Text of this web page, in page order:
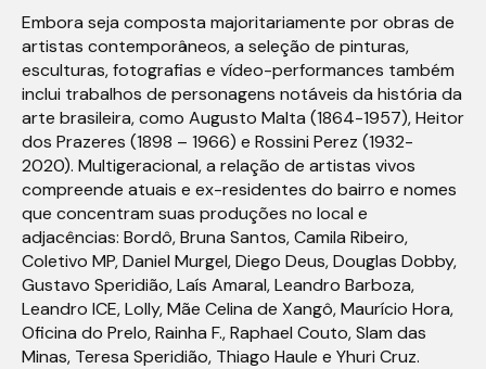
Embora seja composta majoritariamente por obras de
artistas contemporâneos, a seleção de pinturas,
esculturas, fotografias e vídeo-performances também
inclui trabalhos de personagens notáveis da história da
arte brasileira, como Augusto Malta (1864-1957), Heitor
dos Prazeres (1898 – 1966) e Rossini Perez (1932-
2020). Multigeracional, a relação de artistas vivos
compreende atuais e ex-residentes do bairro e nomes
que concentram suas produções no local e
adjacências: Bordô, Bruna Santos, Camila Ribeiro,
Coletivo MP, Daniel Murgel, Diego Deus, Douglas Dobby,
Gustavo Speridião, Laís Amaral, Leandro Barboza,
Leandro ICE, Lolly, Mãe Celina de Xangô, Maurício Hora,
Oficina do Prelo, Rainha F., Raphael Couto, Slam das
Minas, Teresa Speridião, Thiago Haule e Yhuri Cruz.